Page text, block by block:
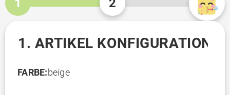
1 2
1. ARTIKEL KONFIGURATION
FARBE:beige